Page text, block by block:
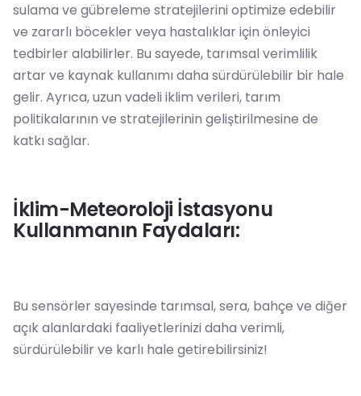
sulama ve gübreleme stratejilerini optimize edebilir
ve zararlı böcekler veya hastalıklar için önleyici
tedbirler alabilirler. Bu sayede, tarımsal verimlilik
artar ve kaynak kullanımı daha sürdürülebilir bir hale
gelir. Ayrıca, uzun vadeli iklim verileri, tarım
politikalarının ve stratejilerinin geliştirilmesine de
katkı sağlar.
İklim-Meteoroloji İstasyonu
Kullanmanın Faydaları:
Bu sensörler sayesinde tarımsal, sera, bahçe ve diğer
açık alanlardaki faaliyetlerinizi daha verimli,
sürdürülebilir ve karlı hale getirebilirsiniz!